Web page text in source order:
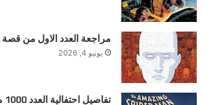
مراجعة العدد الاول من قصة The Deadman
يونيو 4, 2026